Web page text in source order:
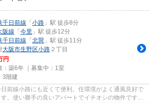
千日前線 「小路 」駅 徒歩8分
阪線 「今里 」駅 徒歩12分
千日前線 「北巽 」駅 徒歩11分
大阪市生野区小路 ２丁目
円
：築6年 ｜募集中： 1室
3階建
前線小路にも近くて便利。住環境がよく通風良好で
。使い勝手の良いアパートでイチオシの物件です。